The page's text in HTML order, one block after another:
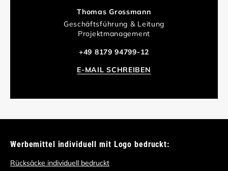
Thomas Grossmann
Geschäftsführung & Leitung
Projektmanagement
+49 8179 94799-12
E-MAIL SCHREIBEN
Werbemittel individuell mit Logo bedruckt:
Rücksäcke individuell bedruckt